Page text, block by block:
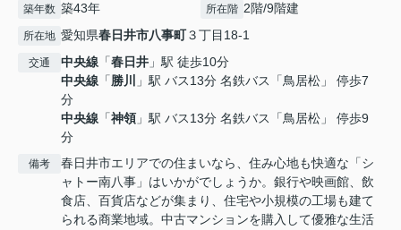
築年数 築43年 所在階 2階/9階建
所在地 愛知県春日井市八事町３丁目18-1
交通 中央線 「春日井 」駅 徒歩10分
中央線 「勝川
」駅 バス13分 名鉄バス「鳥居松」 停歩7
分
中央線 「神領」駅 バス13分 名鉄バス「鳥居松」 停歩9
分
備考
春日井市エリアでの住まいなら、住み心地も快適な「シ
ャトー南八事」はいかがでしょうか。銀行や映画館、飲
食店、百貨店などが集まり、住宅や小規模の工場も建て
られる商業地域。中古マンションを購入して優雅な生活